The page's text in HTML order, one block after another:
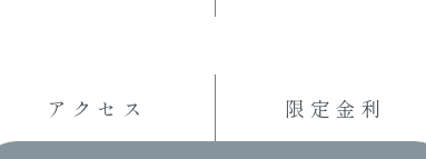
アクセス 限定金利